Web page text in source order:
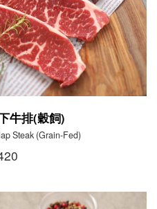
牛排(穀飼)
Steak (Grain-Fed)